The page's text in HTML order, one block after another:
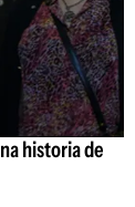
historia de